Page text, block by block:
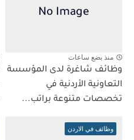
منذ بضع ساعات
وظائف شاغرة لدى المؤسسة
التعاونية الأردنية في
تخصصات متنوعة براتب...
وظائف في الاردن